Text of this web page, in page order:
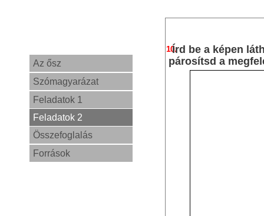
Az ősz
Szómagyarázat
Feladatok 1
Feladatok 2
Összefoglalás
Források
10.Írd be a képen
párosítsd a